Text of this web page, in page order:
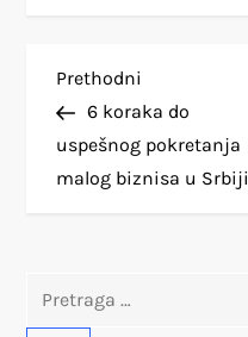
K
r
e
a
Previous
Post
Prethodni
6 koraka do
uspešnog pokretanja
malog biznisa u Srbiji